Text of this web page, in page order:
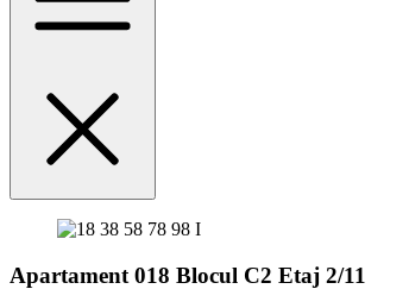
Apartament 018 Blocul C2 Etaj 2/11